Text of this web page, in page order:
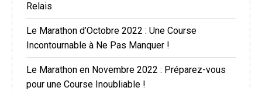
Relais
Le Marathon d’Octobre 2022 : Une Course
Incontournable à Ne Pas Manquer !
Le Marathon en Novembre 2022 : Préparez-vous
pour une Course Inoubliable !